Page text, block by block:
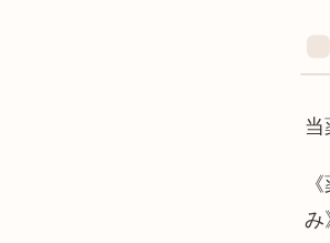
当
み